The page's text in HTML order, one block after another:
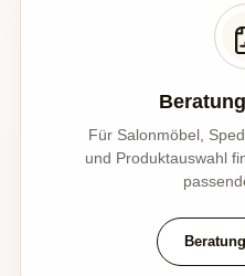
Für Salonmöbel,
und Produktauswahl